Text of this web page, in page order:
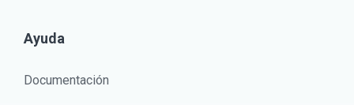
Ayuda
Documentación